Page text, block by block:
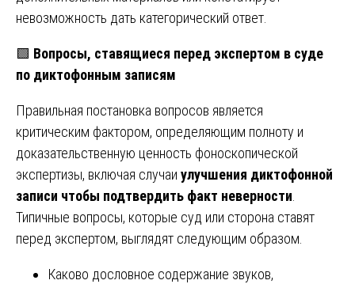
невозможность дать категорический ответ.
🟩 Вопросы, ставящиеся перед экспертом в суде
по диктофонным записям
Правильная постановка вопросов является
критическим фактором, определяющим полноту и
доказательственную ценность фоноскопической
экспертизы, включая случаи улучшения диктофонной
записи чтобы подтвердить факт неверности
Типичные вопросы, которые суд или сторона ставят
перед экспертом, выглядят следующим образом.
Каково дословное содержание звуков,